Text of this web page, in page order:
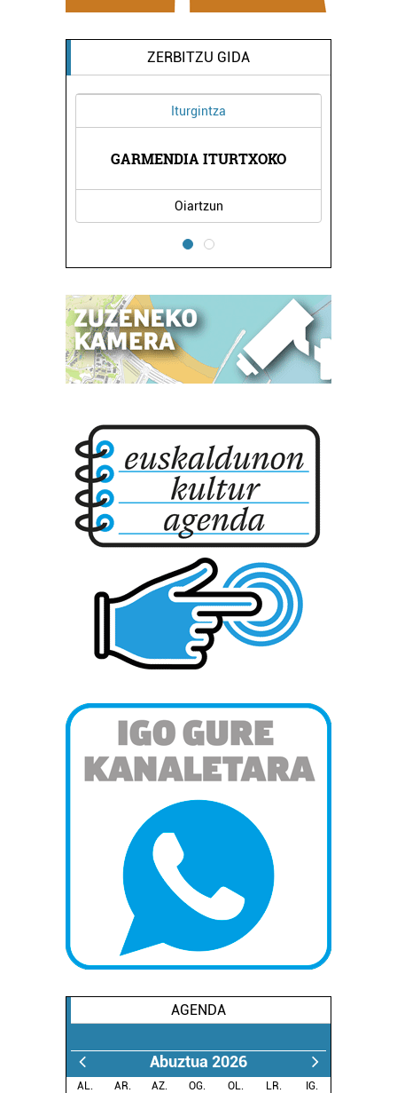
ZERBITZU GIDA
Iturgintza
GARMENDIA ITURTXOKO
Oiartzun
AGENDA
Abuztua 2026
AL. AR. AZ. OG. OL. LR.
IG.